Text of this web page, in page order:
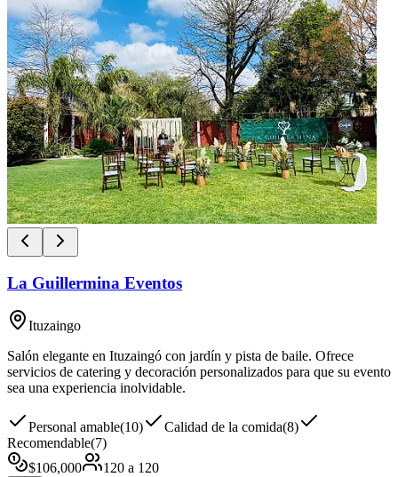
La Guillermina Eventos
Ituzaingo
Salón elegante en Ituzaingó con jardín y pista de baile. Ofrece
servicios de catering y decoración personalizados para que su evento
sea una experiencia inolvidable.
Personal amable(10) Calidad de la comida(8)
Recomendable(7)
$106,000 120 a 120